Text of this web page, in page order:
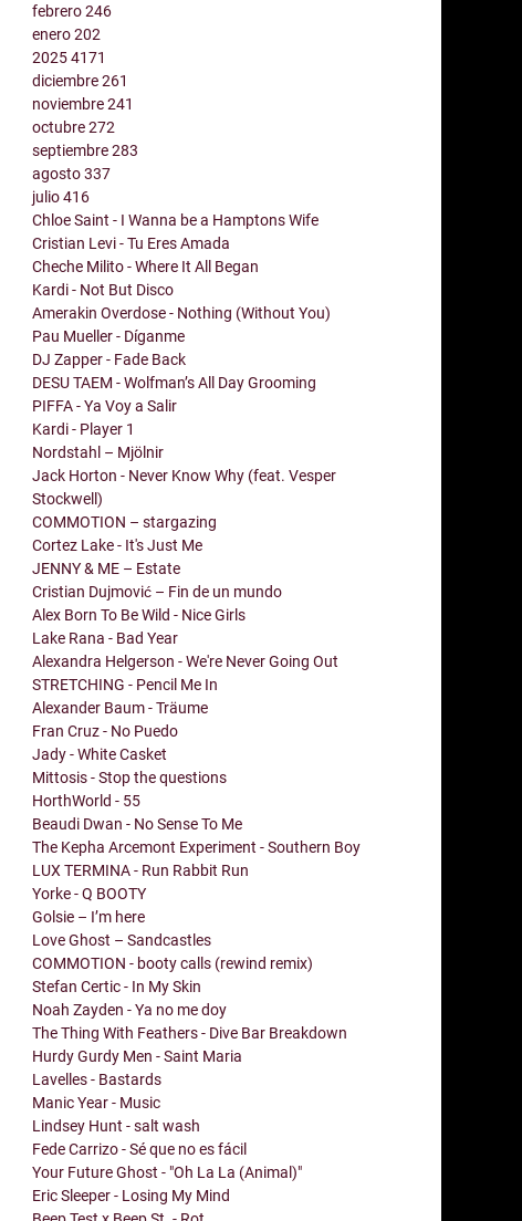
febrero246
enero202
20254171
diciembre261
noviembre241
octubre272
septiembre283
agosto337
julio416
Chloe Saint - I Wanna be a Hamptons Wife
Cristian Levi - Tu Eres Amada
Cheche Milito - Where It All Began
Kardi - Not But Disco
Amerakin Overdose - Nothing (Without You)
Pau Mueller - Díganme
DJ Zapper - Fade Back
DESU TAEM - Wolfman’s All Day Grooming
PIFFA - Ya Voy a Salir
Kardi - Player 1
Nordstahl – Mjölnir
Jack Horton - Never Know Why (feat. Vesper
Stockwell)
COMMOTION – stargazing
Cortez Lake - It's Just Me
JENNY & ME – Estate
Cristian Dujmović – Fin de un mundo
Alex Born To Be Wild - Nice Girls
Lake Rana - Bad Year
Alexandra Helgerson - We're Never Going Out
STRETCHING - Pencil Me In
Alexander Baum - Träume
Fran Cruz - No Puedo
Jady - White Casket
Mittosis - Stop the questions
HorthWorld - 55
Beaudi Dwan - No Sense To Me
The Kepha Arcemont Experiment - Southern Boy
LUX TERMINA - Run Rabbit Run
Yorke - Q BOOTY
Golsie – I’m here
Love Ghost – Sandcastles
COMMOTION - booty calls (rewind remix)
Stefan Certic - In My Skin
Noah Zayden - Ya no me doy
The Thing With Feathers - Dive Bar Breakdown
Hurdy Gurdy Men - Saint Maria
Lavelles - Bastards
Manic Year - Music
Lindsey Hunt - salt wash
Fede Carrizo - Sé que no es fácil
Your Future Ghost - "Oh La La (Animal)"
Eric Sleeper - Losing My Mind